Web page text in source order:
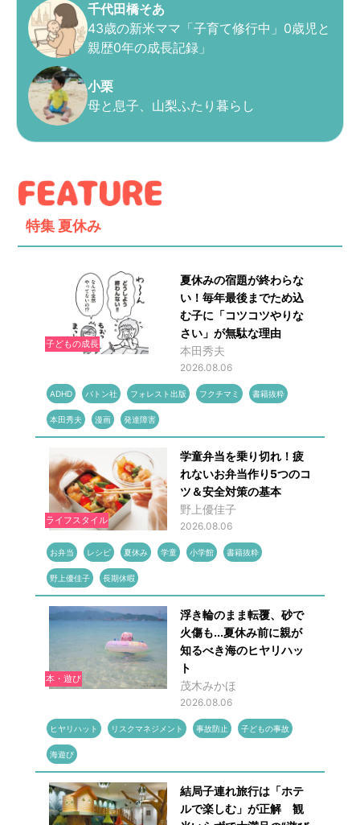
千代田橋そあ
43歳の新米ママ「子育て修行中」0歳児と
親歴0年の成長記録」
小栗
母と息子、山梨ふたり暮らし
特集 夏休み
子どもの成長
夏休みの宿題が終わらな
い！毎年最後までため込
む子に「コツコツやりな
さい」が無駄な理由
本田秀夫
2026.08.06
ADHD バトン社 フォレスト出版 フクチマミ 書籍抜粋
本田秀夫 漫画 発達障害
ライフスタイル
学童弁当を乗り切れ！疲
れないお弁当作り5つのコ
ツ＆安全対策の基本
野上優佳子
2026.08.06
お弁当 レシピ 夏休み 学童 小学館 書籍抜粋
野上優佳子 長期休暇
本・遊び
浮き輪のまま転覆、砂で
火傷も...夏休み前に親が
知るべき海のヒヤリハッ
ト
茂木みかほ
2026.08.06
ヒヤリハット リスクマネジメント 事故防止 子どもの事故
海遊び
結局子連れ旅行は「ホテ
ルで楽しむ」が正解 観